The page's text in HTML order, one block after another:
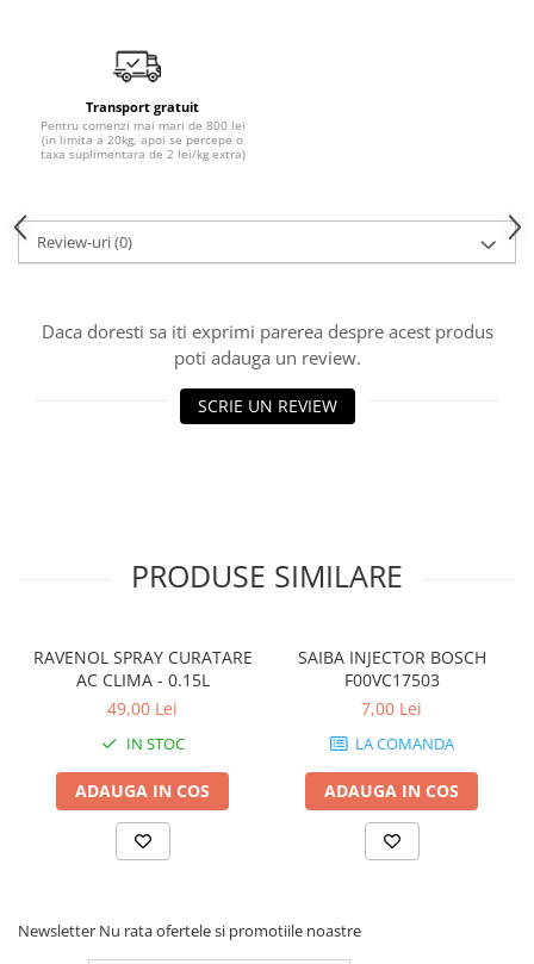
Transport gratuit
Pentru comenzi mai mari de 800 lei
(in limita a 20kg, apoi se percepe o
taxa suplimentara de 2 lei/kg extra)
Review-uri(0)
Daca doresti sa iti exprimi parerea despre acest produs
poti adauga un review.
SCRIE UN REVIEW
PRODUSE SIMILARE
RAVENOL SPRAY CURATARE
AC CLIMA - 0.15L
49,00 Lei
IN STOC
ADAUGA IN COS
SAIBA INJECTOR BOSCH
F00VC17503
7,00 Lei
LA COMANDA
ADAUGA IN COS
Newsletter Nu rata ofertele si promotiile noastre